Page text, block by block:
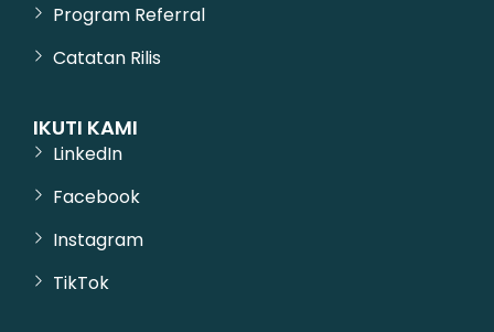
Program Referral
Catatan Rilis
IKUTI KAMI
LinkedIn
Facebook
Instagram
TikTok